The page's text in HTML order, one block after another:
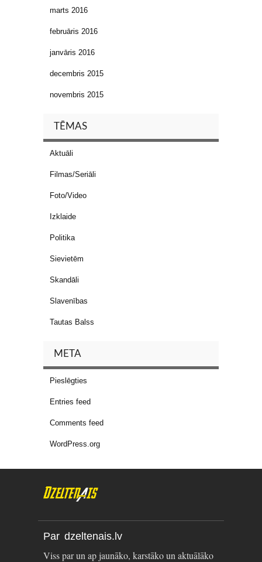
marts 2016
februāris 2016
janvāris 2016
decembris 2015
novembris 2015
TĒMAS
Aktuāli
Filmas/Seriāli
Foto/Video
Izklaide
Politika
Sievietēm
Skandāli
Slavenības
Tautas Balss
META
Pieslēgties
Entries feed
Comments feed
WordPress.org
Par dzeltenais.lv
Viss par un ap jaunāko, karstāko un aktuālāko